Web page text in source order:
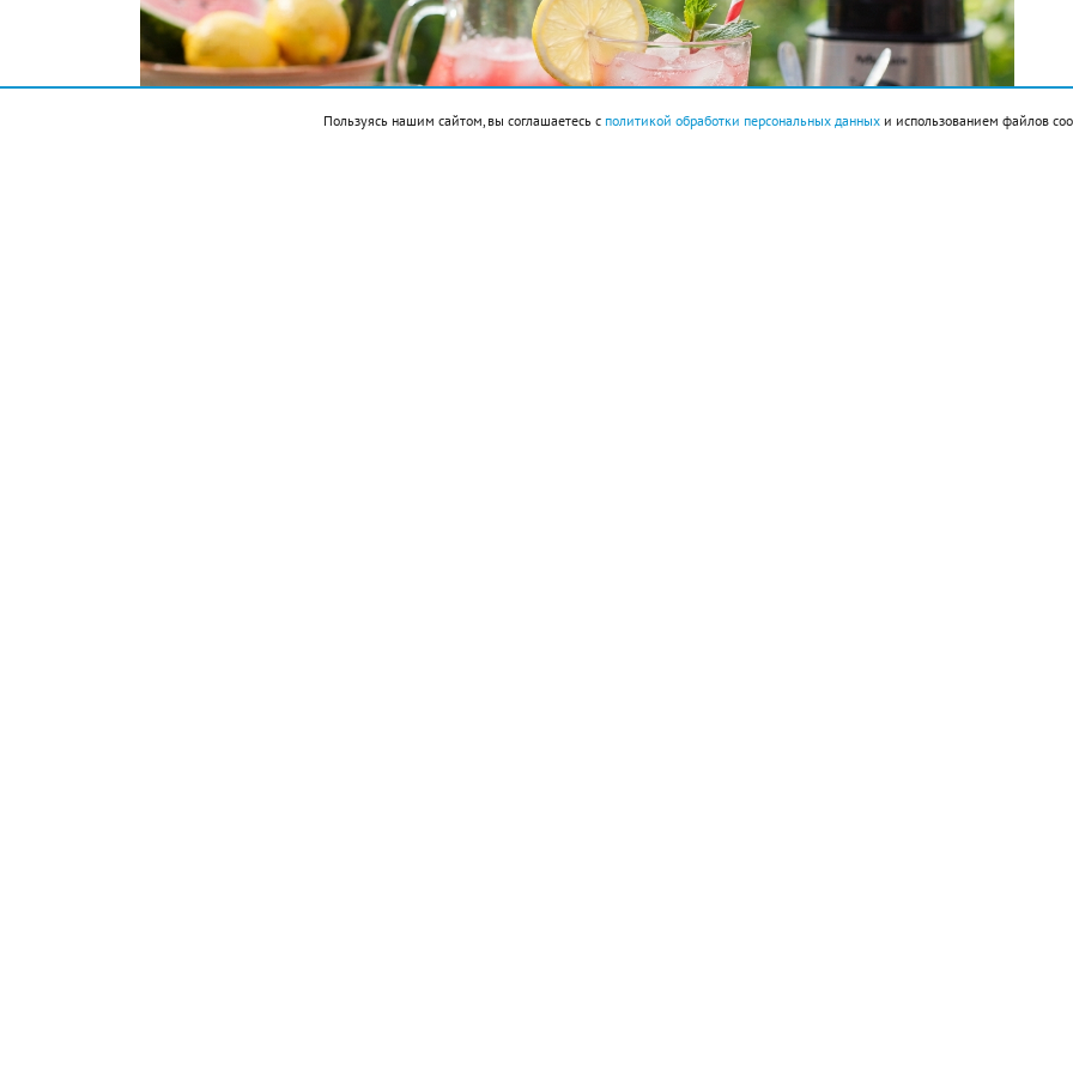
Пользуясь нашим сайтом, вы соглашаетесь с политикой обработки персональных данныхи использованием файлов